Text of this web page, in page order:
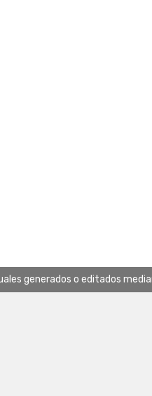
generados o editados